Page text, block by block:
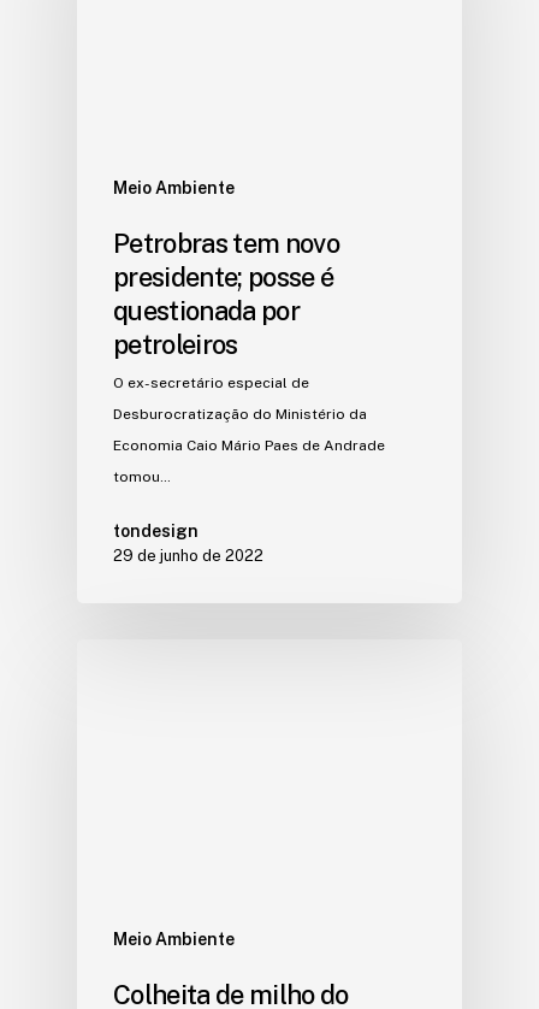
Meio Ambiente
Petrobras tem novo
presidente; posse é
questionada por
petroleiros
O ex-secretário especial de
Desburocratização do Ministério da
Economia Caio Mário Paes de Andrade
tomou…
tondesign
29 de junho de 2022
Meio Ambiente
Colheita de milho do